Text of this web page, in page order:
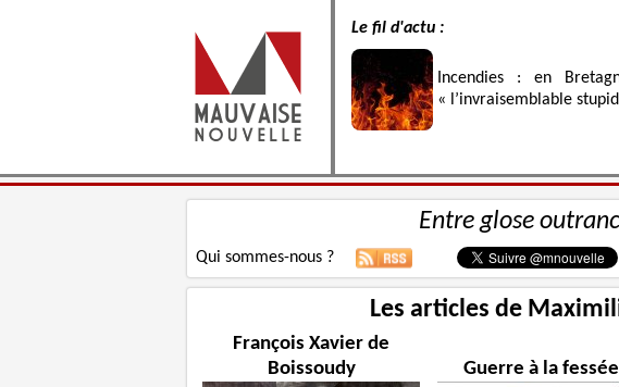
Le fil d'actu :
Incendies : en
« l’invraisemblable
Entre glose
Qui sommes-nous ?
Les articles de
François Xavier de
Boissoudy
Guerre à la